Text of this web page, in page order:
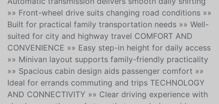
response »» Chrysler engineering focuses on family
usability PERFORMANCE AND EFFICIENCY »»
Automatic transmission delivers smooth daily shifting
»» Front-wheel drive suits changing road conditions »»
Built for practical family transportation needs »» Well-
suited for city and highway travel COMFORT AND
CONVENIENCE »» Easy step-in height for daily access
»» Minivan layout supports family-friendly practicality
»» Spacious cabin design aids passenger comfort »»